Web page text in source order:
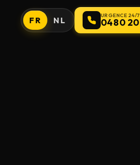
FR NL URGENCE 24/7
0480